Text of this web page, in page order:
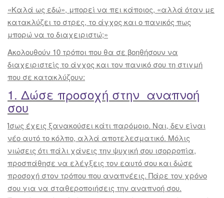
«Καλά ως εδώ», μπορεί να πει κάποιος, «αλλά όταν με
κατακλύζει το στρες, το άγχος και ο πανικός πως
μπορώ να το διαχειριστώ;»
Ακολουθούν 10 τρόποι που θα σε βοηθήσουν να
διαχειριστείς το άγχος και τον πανικό σου τη στιγμή
που σε κατακλύζουν:
1. Δώσε προσοχή στην αναπνοή
σου
Ίσως έχεις ξανακούσει κάτι παρόμοιο. Ναι, δεν είναι
νέο αυτό το κόλπο, αλλά αποτελεσματικό. Μόλις
νιώσεις ότι πάλι χάνεις την ψυχική σου ισορροπία,
προσπάθησε να ελέγξεις τον εαυτό σου και δώσε
προσοχή στον τρόπου που αναπνέεις. Πάρε τον χρόνο
σου για να σταθεροποιήσεις την αναπνοή σου.